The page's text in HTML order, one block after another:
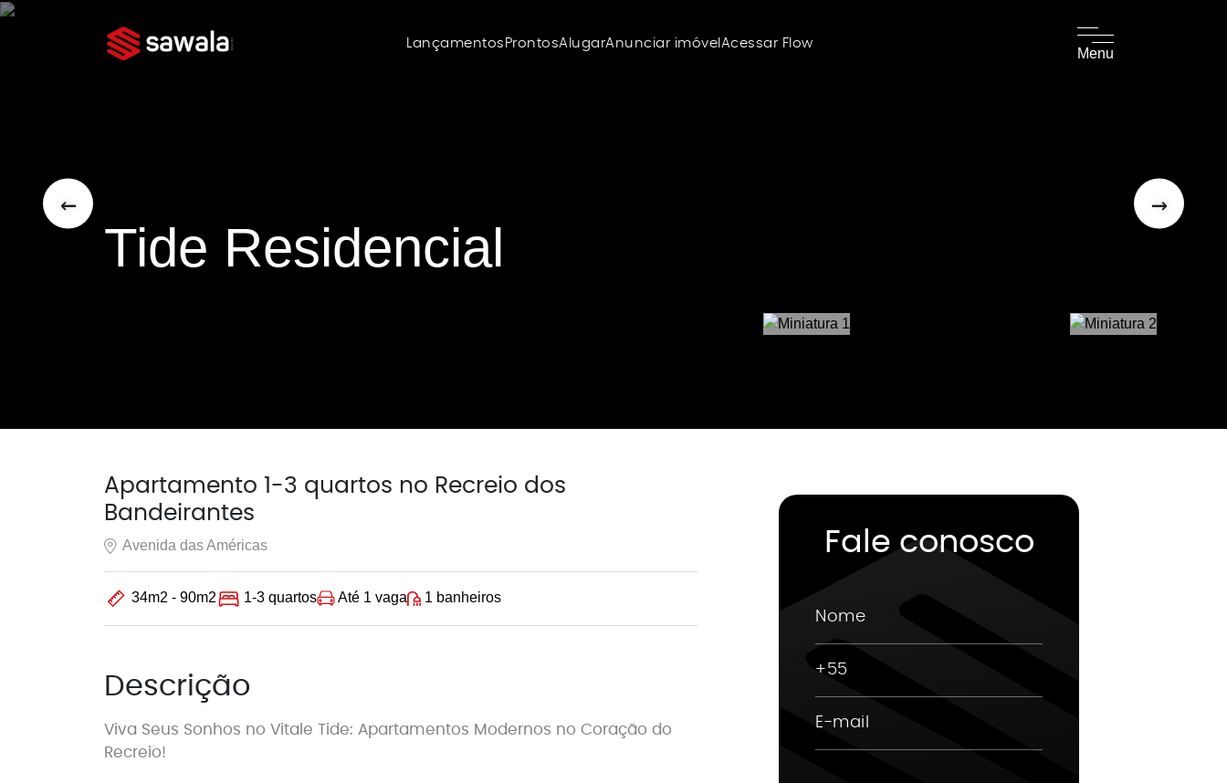
Lançamentos ProntosAlugarAnunciar imóvel Acessar Flow
Menu
← →
Tide Residencial
Apartamento 1-3 quartos no Recreio dos
Bandeirantes
Avenida das Américas
34m2 - 90m2 1-3 quartos Até 1 vaga 1 banheiros
Descrição
Viva Seus Sonhos no Vitale Tide: Apartamentos Modernos no Coração do
Recreio!
Fale conosco